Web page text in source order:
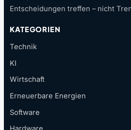
Entscheidungen treffen – nicht
KATEGORIEN
Technik
KI
Wirtschaft
Erneuerbare Energien
Software